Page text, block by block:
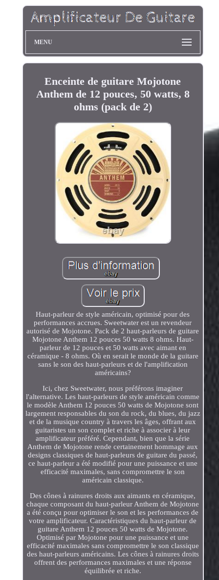
MENU
Enceinte de guitare Mojotone
Anthem de 12 pouces, 50 watts, 8
ohms (pack de 2)
Haut-parleur de style américain, optimisé pour des
performances accrues. Sweetwater est un revendeur
autorisé de Mojotone. Pack de 2 haut-parleurs de guitare
Mojotone Anthem 12 pouces 50 watts 8 ohms. Haut-
parleur de 12 pouces et 50 watts avec aimant en
céramique - 8 ohms. Où en serait le monde de la guitare
sans le son des haut-parleurs et de l'amplification
américains?
Ici, chez Sweetwater, nous préférons imaginer
l'alternative. Les haut-parleurs de style américain comme
le modèle Anthem 12 pouces 50 watts de Mojotone sont
largement responsables du son du rock, du blues, du jazz
et de la musique country à travers les âges, offrant aux
guitaristes un son complet et riche à associer à leur
amplificateur préféré. Cependant, bien que la série
Anthem de Mojotone rende certainement hommage aux
designs classiques de haut-parleurs de guitare du passé,
ce haut-parleur a été modifié pour une puissance et une
efficacité maximales, sans compromettre le son
américain classique.
Des cônes à rainures droits aux aimants en céramique,
chaque composant du haut-parleur Anthem de Mojotone
a été conçu pour optimiser le son et les performances de
votre amplificateur. Caractéristiques du haut-parleur de
guitare Anthem 12 pouces 50 watts de Mojotone.
Optimisé par Mojotone pour une puissance et une
efficacité maximales sans compromettre le son classique
des haut-parleurs américains. Les cônes à rainures droits
offrent des performances maximales et une réponse
équilibrée et riche.